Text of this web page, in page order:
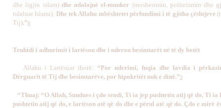
dhe ligjin islam) dhe ndalojnë el-munker (mosbesimin, politeizmin dhe
ndaluar Islami). Dhe tek Allahu mbështetet përfundimi i të gjitha çështjeve
Tij).”8
Teuhidi i adhurimit i lartëson dhe i nderon besimtarët në të dy botët
Allahu i Lartësuar thotë:
“Por nderimi, fuqia dhe lavdia i
Dërguarit të Tij dhe besimtarëve, por hipokritët nuk e dinë.”9
“Thuaj: “O Allah, Sundues i çdo sendi, Ti ia jep pushtetin atij që do, Ti ia
pushtetin atij që do, e lartëson atë që do dhe e përul atë që do. Çdo e mirë